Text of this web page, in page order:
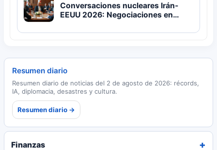
Conversaciones nucleares Irán-
EEUU 2026: Negociaciones en
de Omán
Resumen diario
Resumen diario de noticias del 2 de agosto de 2026: récords,
IA, diplomacia, desastres y cultura.
Resumen diario →
Finanzas